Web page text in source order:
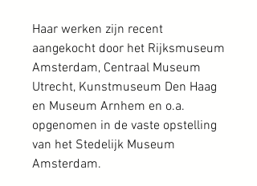
Haar werken zijn recent
aangekocht door het Rijksmuseum
Amsterdam, Centraal Museum
Utrecht, Kunstmuseum Den Haag
en Museum Arnhem en o.a.
opgenomen in de vaste opstelling
van het Stedelijk Museum
Amsterdam.